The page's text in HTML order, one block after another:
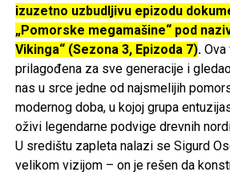
izuzetno uzbudljivu epizodu
„Pomorske megamašine“ pod
Vikinga“ (Sezona 3, Epizoda 7). Ova
prilagođena za sve generacije i
nas u srce jedne od najsmelijih
modernog doba, u kojoj grupa
oživi legendarne podvige drevnih
U središtu zapleta nalazi se Sigurd
velikom vizijom – on je rešen da